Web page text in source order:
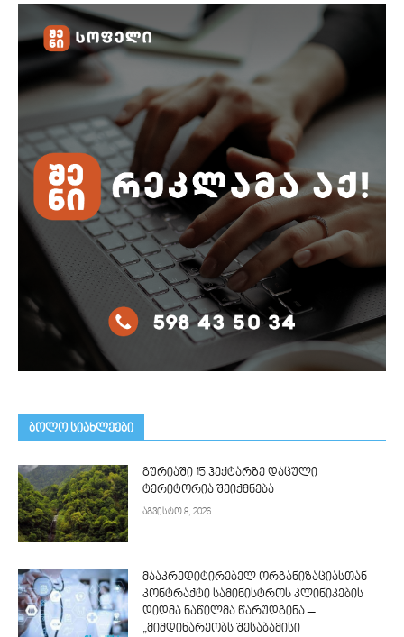
ᲑᲝᲚᲝ ᲡᲘᲐᲮᲚᲔᲔᲑᲘ
გურიაში 15 ჰექტარზე დაცული
ტერიტორია შეიქმნება
აგვისტო 8, 2026
მააკრედიტირებელ ორგანიზაციასთან
კონტრაქტი სამინისტროს კლინიკების
დიდმა ნაწილმა წარუდგინა –
„მიმდინარეობს შესაბამისი